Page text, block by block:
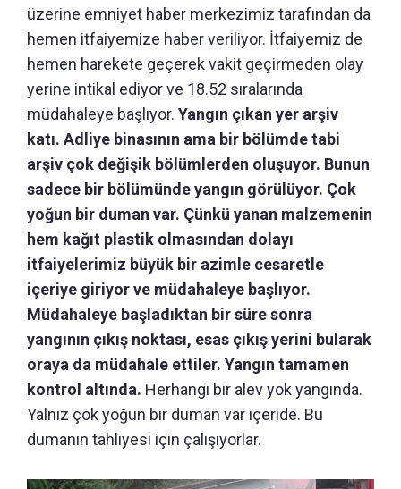
üzerine emniyet haber merkezimiz tarafından da
hemen itfaiyemize haber veriliyor. İtfaiyemiz de
hemen harekete geçerek vakit geçirmeden olay
yerine intikal ediyor ve 18.52 sıralarında
müdahaleye başlıyor. Yangın çıkan yer arşiv
katı. Adliye binasının ama bir bölümde tabi
arşiv çok değişik bölümlerden oluşuyor. Bunun
sadece bir bölümünde yangın görülüyor. Çok
yoğun bir duman var. Çünkü yanan malzemenin
hem kağıt plastik olmasından dolayı
itfaiyelerimiz büyük bir azimle cesaretle
içeriye giriyor ve müdahaleye başlıyor.
Müdahaleye başladıktan bir süre sonra
yangının çıkış noktası, esas çıkış yerini bularak
oraya da müdahale ettiler. Yangın tamamen
kontrol altında. Herhangi bir alev yok yangında.
Yalnız çok yoğun bir duman var içeride. Bu
dumanın tahliyesi için çalışıyorlar.